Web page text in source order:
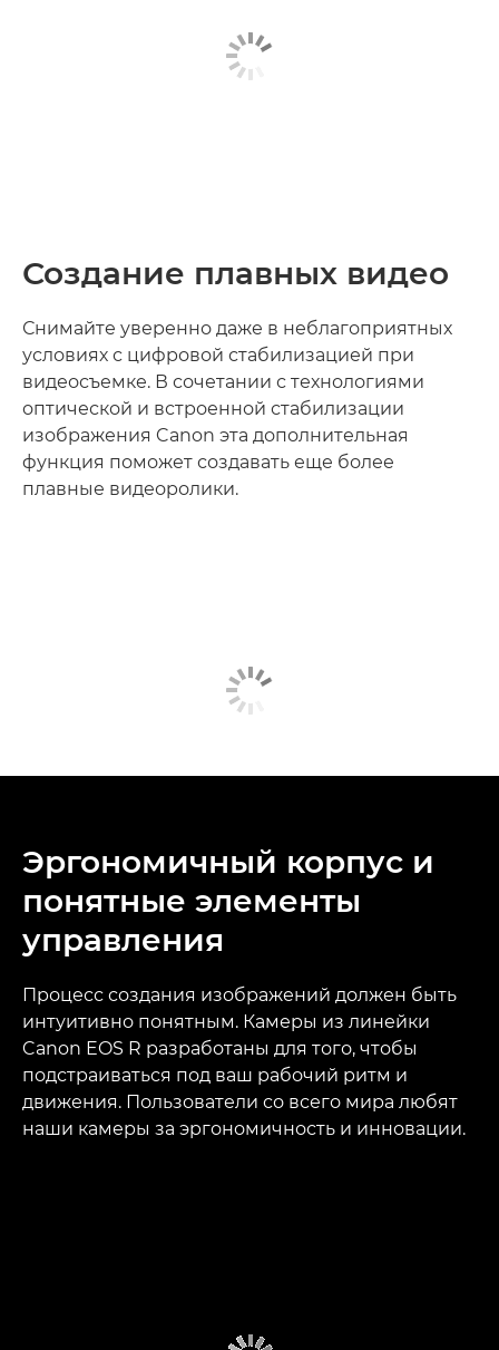
Создание плавных видео
Снимайте уверенно даже в неблагоприятных
условиях с цифровой стабилизацией при
видеосъемке. В сочетании с технологиями
оптической и встроенной стабилизации
изображения Canon эта дополнительная
функция поможет создавать еще более
плавные видеоролики.
Эргономичный корпус и
понятные элементы
управления
Процесс создания изображений должен быть
интуитивно понятным. Камеры из линейки
Canon EOS R разработаны для того, чтобы
подстраиваться под ваш рабочий ритм и
движения. Пользователи со всего мира любят
наши камеры за эргономичность и инновации.